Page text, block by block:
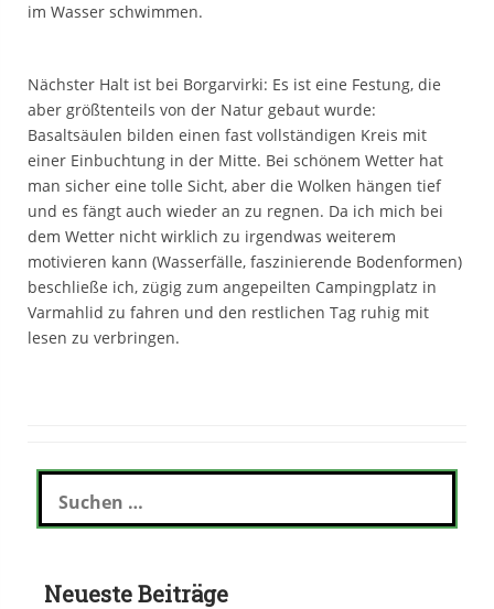
im Wasser schwimmen.
Nächster Halt ist bei Borgarvirki: Es ist eine Festung, die
aber größtenteils von der Natur gebaut wurde:
Basaltsäulen bilden einen fast vollständigen Kreis mit
einer Einbuchtung in der Mitte. Bei schönem Wetter hat
man sicher eine tolle Sicht, aber die Wolken hängen tief
und es fängt auch wieder an zu regnen. Da ich mich bei
dem Wetter nicht wirklich zu irgendwas weiterem
motivieren kann (Wasserfälle, faszinierende Bodenformen)
beschließe ich, zügig zum angepeilten Campingplatz in
Varmahlid zu fahren und den restlichen Tag ruhig mit
lesen zu verbringen.
S
c
nNeueste Beiträge